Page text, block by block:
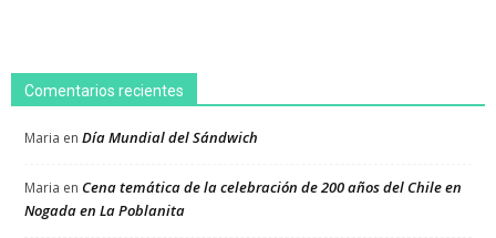
Comentarios recientes
Maria en Día Mundial del Sándwich
Maria en Cena temática de la celebración de 200 años del Chile en
Nogada en La Poblanita